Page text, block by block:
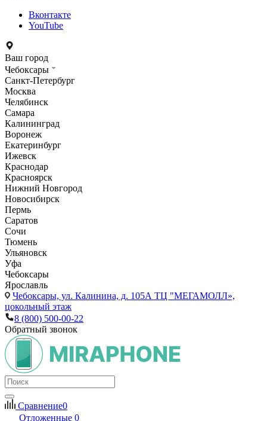
Вконтакте
YouTube
Ваш город
Чебоксары
Санкт-Петербург
Москва
Челябинск
Самара
Калининград
Воронеж
Екатеринбург
Ижевск
Краснодар
Красноярск
Нижний Новгород
Новосибирск
Пермь
Саратов
Сочи
Тюмень
Ульяновск
Уфа
Чебоксары
Ярославль
Чебоксары, ул. Калинина, д. 105А ТЦ "МЕГАМОЛЛ»,
цокольный этаж
8 (800) 500-00-22
Обратный звонок
Сравнение0
Отложенные 0